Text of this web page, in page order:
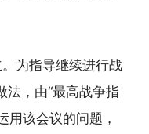
为指导继续进行战
法，由“最高战争指
用该会议的问题，